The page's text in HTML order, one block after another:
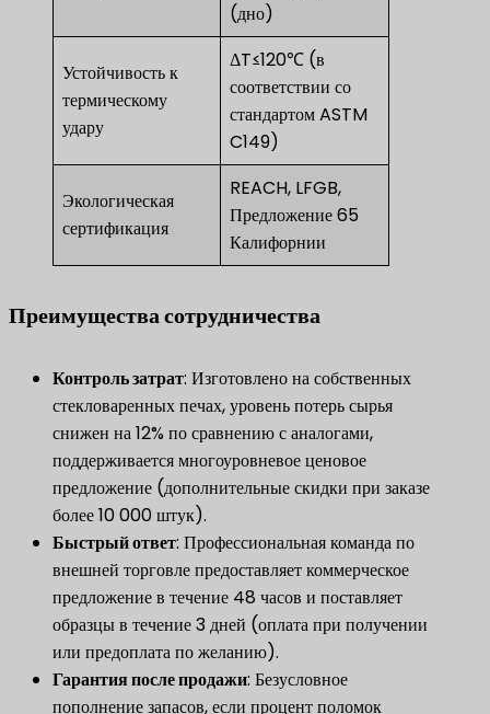
(дно)
Устойчивость к
термическому
удару
ΔT≤120℃ (в
соответствии со
стандартом ASTM
C149)
Экологическая
сертификация
REACH, LFGB,
Предложение 65
Калифорнии
​Преимущества сотрудничества​
​Контроль затрат​​: Изготовлено на собственных
стекловаренных печах, уровень потерь сырья
снижен на 12% по сравнению с аналогами,
поддерживается многоуровневое ценовое
предложение (дополнительные скидки при заказе
более 10 000 штук).
​Быстрый ответ​​: Профессиональная команда по
внешней торговле предоставляет коммерческое
предложение в течение 48 часов и поставляет
образцы в течение 3 дней (оплата при получении
или предоплата по желанию).
Гарантия после продажи​: Безусловное
пополнение запасов, если процент поломок